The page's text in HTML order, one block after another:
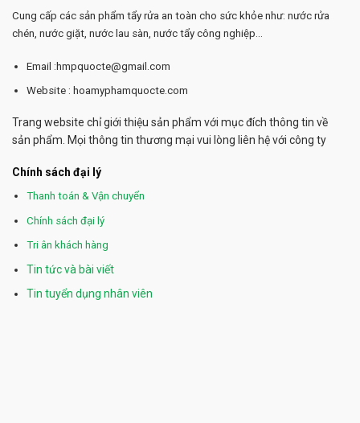
Cung cấp các sản phẩm tẩy rửa an toàn cho sức khỏe như: nước rửa
chén, nước giặt, nước lau sàn, nước tẩy công nghiệp...
Email :hmpquocte@gmail.com
Website : hoamyphamquocte.com
Trang website chỉ giới thiệu sản phẩm với mục đích thông tin về
sản phẩm. Mọi thông tin thương mại vui lòng liên hệ với công ty
Chính sách đại lý
Thanh toán & Vận chuyển
Chính sách đại lý
Tri ân khách hàng
Tin tức và bài viết
Tin tuyển dụng nhân viên